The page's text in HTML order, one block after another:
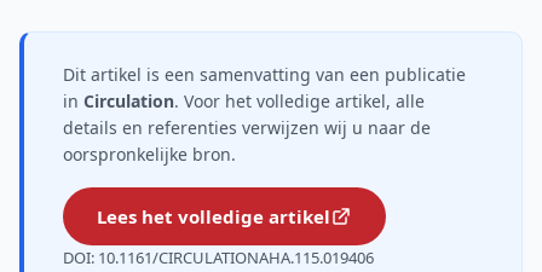
Dit artikel is een samenvatting van een publicatie
in Circulation. Voor het volledige artikel, alle
details en referenties verwijzen wij u naar de
oorspronkelijke bron.
Lees het volledige artikel
DOI: 10.1161/CIRCULATIONAHA.115.019406